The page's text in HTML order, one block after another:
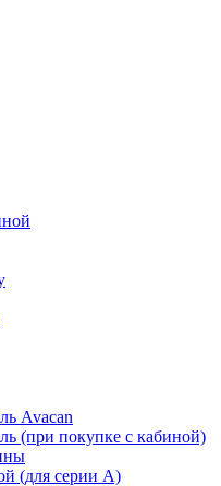
Avacan
(при покупке с кабиной)
(для серии A)